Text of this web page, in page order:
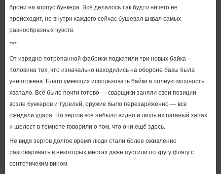
брони на корпус бункера. Всё делалось так будто ничего не
происходит, но внутри каждого сейчас бушевал шквал самых
разнообразных чувств.
***
От изрядно потрёпанной фабрики подкатили три новых байка –
половина тех, что изначально находились на обороне базы была
уничтожена. Благо умеющих использовать байки в полную мощность
хватало. Всё было почти готово — сварщики заняли свои позиции
возле бункеров и турелей, оружие было перезаряженно — все
ожидали удара. Но зергов всё небыло видно и лишь их паганый запах
и шелест в темноте говорили о том, что они ещё здесь.
Не видя зергов долгое время люди стали более оживлённо
разговаривать в некоторых местах даже пустили по кругу флягу с
сентетичеким вином.